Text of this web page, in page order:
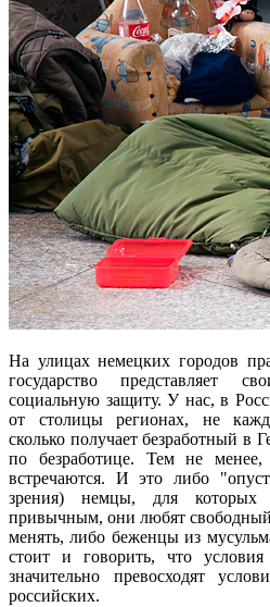
На улицах немецких городов
государство представляет
социальную защиту. У нас, в
от столицы регионах, не
сколько получает безработный в
по безработице. Тем не
встречаются. И это либо
зрения) немцы, для
привычным, они любят свободный
менять, либо беженцы из
стоит и говорить, что
значительно превосходят
российских.